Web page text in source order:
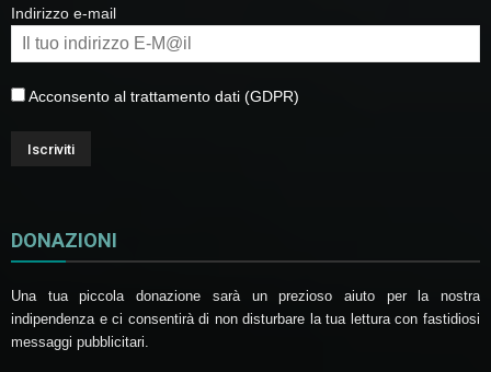
Indirizzo e-mail
Acconsento al trattamento dati (GDPR)
DONAZIONI
Una tua piccola donazione sarà un prezioso aiuto per la nostra
indipendenza e ci consentirà di non disturbare la tua lettura con fastidiosi
messaggi pubblicitari.